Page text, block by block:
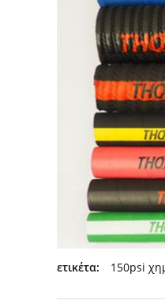
ετικέτα: 150psi